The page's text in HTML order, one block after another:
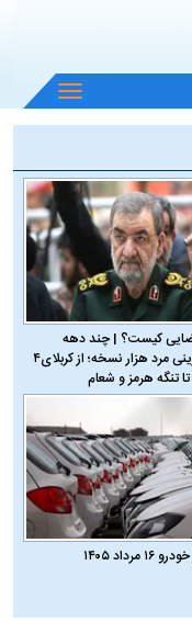
باز
و
منو
کیست؟ | چند دهه
جنجال‌آفرینی مرد هزار نسخه؛ از کربلای۴
۱۴۰۵